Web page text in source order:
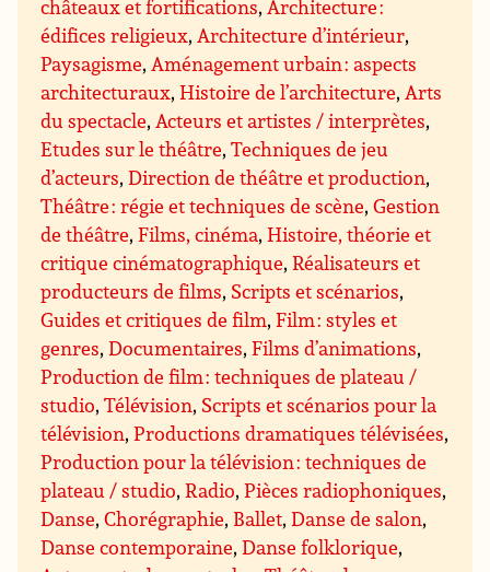
châteaux et fortifications,Architecture :
édifices religieux,Architecture d’intérieur,
Paysagisme,Aménagement urbain : aspects
architecturaux,Histoire de l’architecture,Arts
du spectacle,Acteurs et artistes / interprètes,
Etudes sur le théâtre,Techniques de jeu
d’acteurs,Direction de théâtre et production,
Théâtre : régie et techniques de scène,Gestion
de théâtre,Films, cinéma,Histoire, théorie et
critique cinématographique,Réalisateurs et
producteurs de films, Scripts et scénarios,
Guides et critiques de film,Film : styles et
genres,Documentaires,Films d’animations,
Production de film : techniques de plateau /
studio,Télévision, Scripts et scénarios pour la
télévision,Productions dramatiques télévisées,
Production pour la télévision : techniques de
plateau / studio,Radio,Pièces radiophoniques,
Danse,Chorégraphie, Ballet,Danse de salon,
Danse contemporaine,Danse folklorique,